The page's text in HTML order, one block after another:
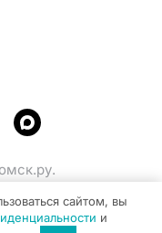
связи и массовых
сайтом, вы
и